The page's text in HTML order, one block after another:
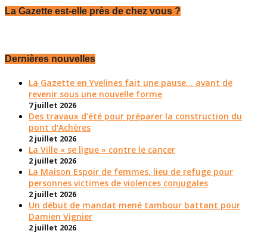
La Gazette est-elle près de chez vous ?
Dernières nouvelles
La Gazette en Yvelines fait une pause... avant de
revenir sous une nouvelle forme
7 juillet 2026
Des travaux d’été pour préparer la construction du
pont d’Achères
2 juillet 2026
La Ville « se ligue » contre le cancer
2 juillet 2026
La Maison Espoir de femmes, lieu de refuge pour
personnes victimes de violences conjugales
2 juillet 2026
Un début de mandat mené tambour battant pour
Damien Vignier
2 juillet 2026